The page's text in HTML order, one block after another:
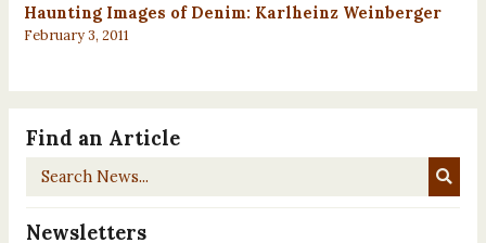
Haunting Images of Denim: Karlheinz Weinberger
February 3, 2011
Find an Article
Search
Newsletters